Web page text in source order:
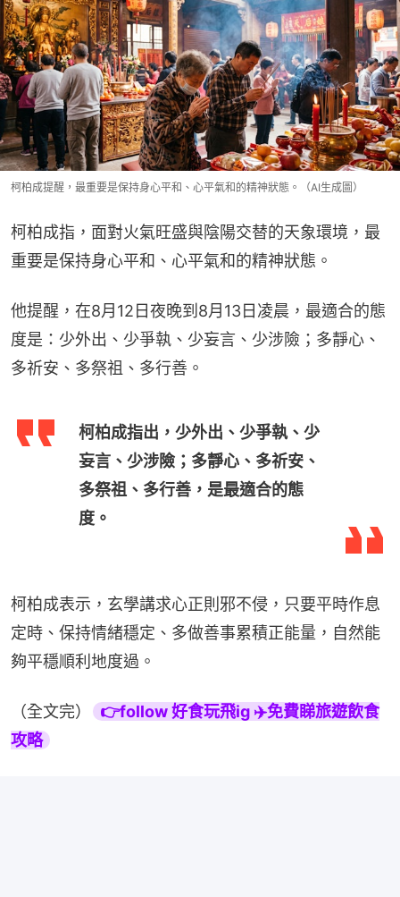
柯柏成提醒，最重要是保持身心平和、心平氣和的精神狀態。（AI生成圖）
柯柏成指，面對火氣旺盛與陰陽交替的天象環境，最
重要是保持身心平和、心平氣和的精神狀態。
他提醒，在8月12日夜晚到8月13日凌晨，最適合的態
度是：少外出、少爭執、少妄言、少涉險；多靜心、
多祈安、多祭祖、多行善。
柯柏成指出，少外出、少爭執、少
妄言、少涉險；多靜心、多祈安、
多祭祖、多行善，是最適合的態
度。
柯柏成表示，玄學講求心正則邪不侵，只要平時作息
定時、保持情緒穩定、多做善事累積正能量，自然能
夠平穩順利地度過。
（全文完）
👉follow 好食玩飛ig ✈️免費睇旅遊飲食
攻略